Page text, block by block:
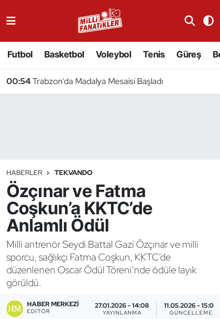
Futbol Basketbol Voleybol Tenis Güreş
00:54Trabzon'da Madalya Mesaisi Başladı
HABERLER TEKVANDO
Özçınar ve Fatma
Coşkun’a KKTC’de
Anlamlı Ödül
Milli antrenör Seydi Battal Gazi Özçınar ve milli
sporcu, sağlıkçı Fatma Coşkun, KKTC’de
düzenlenen Oscar Ödül Töreni’nde ödüle layık
görüldü.
HABER MERKEZI
EDITÖR
27.01.2026 - 14:08
YAYINLANMA
11.05.2026 - 15:03
GÜNCELLEME
Badminton
Binicilik
Bisiklet
Bocce Bowling Dart
Boks
Briç
Buz Hokeyi